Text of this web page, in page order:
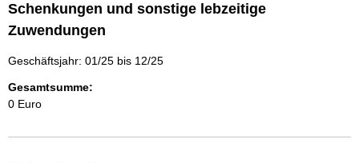
Schenkungen und sonstige lebzeitige
Zuwendungen
Geschäftsjahr: 01/25 bis 12/25
Gesamtsumme:
0 Euro